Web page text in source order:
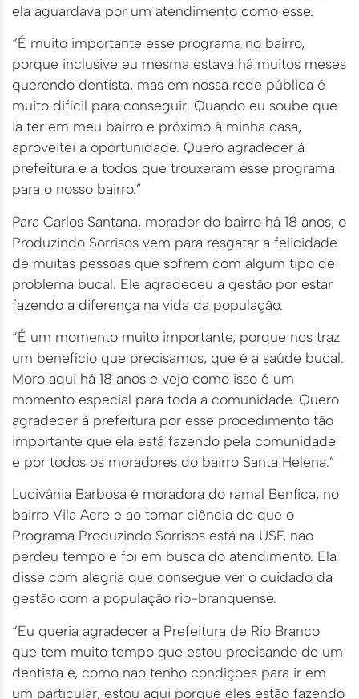
ela aguardava por um atendimento como esse.
“É muito importante esse programa no bairro,
porque inclusive eu mesma estava há muitos meses
querendo dentista, mas em nossa rede pública é
muito difícil para conseguir. Quando eu soube que
ia ter em meu bairro e próximo à minha casa,
aproveitei a oportunidade. Quero agradecer à
prefeitura e a todos que trouxeram esse programa
para o nosso bairro.”
Para Carlos Santana, morador do bairro há 18 anos, o
Produzindo Sorrisos vem para resgatar a felicidade
de muitas pessoas que sofrem com algum tipo de
problema bucal. Ele agradeceu a gestão por estar
fazendo a diferença na vida da população.
“É um momento muito importante, porque nos traz
um benefício que precisamos, que é a saúde bucal.
Moro aqui há 18 anos e vejo como isso é um
momento especial para toda a comunidade. Quero
agradecer à prefeitura por esse procedimento tão
importante que ela está fazendo pela comunidade
e por todos os moradores do bairro Santa Helena.”
Lucivânia Barbosa é moradora do ramal Benfica, no
bairro Vila Acre e ao tomar ciência de que o
Programa Produzindo Sorrisos está na USF, não
perdeu tempo e foi em busca do atendimento. Ela
disse com alegria que consegue ver o cuidado da
gestão com a população rio-branquense.
“Eu queria agradecer a Prefeitura de Rio Branco
que tem muito tempo que estou precisando de um
dentista e, como não tenho condições para ir em
um particular, estou aqui porque eles estão fazendo